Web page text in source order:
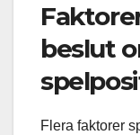
beslut
Flera faktorer